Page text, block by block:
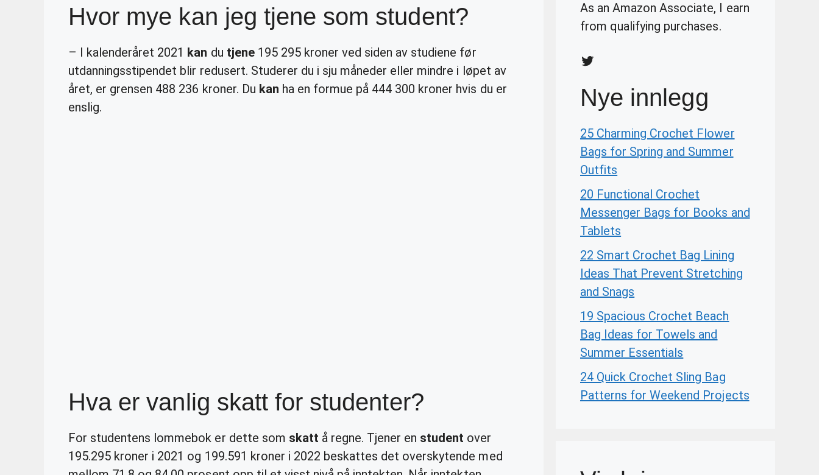
Hvor mye kan jeg tjene som student?
– I kalenderåret 2021 kan du tjene195 295 kroner ved siden av studiene før
utdanningsstipendet blir redusert. Studerer du i sju måneder eller mindre i løpet av
året, er grensen 488 236 kroner. Du kan ha en formue på 444 300 kroner hvis du er
enslig.
Hva er vanlig skatt for studenter?
For studentens lommebok er dette som skatt å regne. Tjener en student over
195.295 kroner i 2021 og 199.591 kroner i 2022 beskattes det overskytende med
As an Amazon Associate, I earn
from qualifying purchases.
Twitter
Nye innlegg
25 Charming Crochet Flower
Bags for Spring and Summer
Outfits
20 Functional Crochet
Messenger Bags for Books and
Tablets
22 Smart Crochet Bag Lining
Ideas That Prevent Stretching
and Snags
19 Spacious Crochet Beach
Bag Ideas for Towels and
Summer Essentials
24 Quick Crochet Sling Bag
Patterns for Weekend Projects